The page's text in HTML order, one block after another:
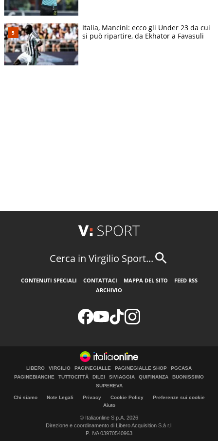
Italia, Mancini: ecco gli Under 23 da cui
si può ripartire, da Ekhator a Favasuli
Cerca in Virgilio Sport...
CONTENUTI SPECIALI CONTATTACI MAPPA DEL SITO
FEED RSS
ARCHIVIO
LIBERO VIRGILIO PAGINEGIALLE PAGINEGIALLE SHOP
PGCASA
PAGINEBIANCHE
TUTTOCITTÀ DILEI SIVIAGGIA QUIFINANZA
BUONISSIMO
SUPEREVA
Chi siamo Note Legali Privacy Cookie Policy
Preferenze sui cookie
Aiuto
© Italiaonline S.p.A. 2026
Direzione e coordinamento di Libero Acquisition S.á r.l.
P. IVA 03970540963